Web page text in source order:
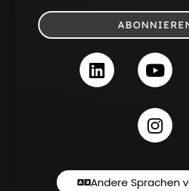
Andere Sprachen